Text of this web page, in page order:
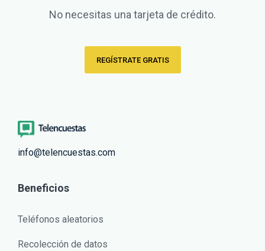
No necesitas una tarjeta de crédito.
REGÍSTRATE GRATIS
info@telencuestas.com
Beneficios
Teléfonos aleatorios
Recolección de datos